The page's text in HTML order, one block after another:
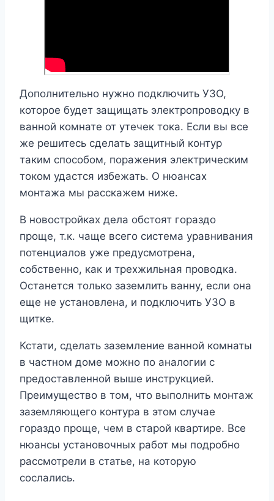
Дополнительно нужно подключить УЗО,
которое будет защищать электропроводку в
ванной комнате от утечек тока. Если вы все
же решитесь сделать защитный контур
таким способом, поражения электрическим
током удастся избежать. О нюансах
монтажа мы расскажем ниже.
В новостройках дела обстоят гораздо
проще, т.к. чаще всего система уравнивания
потенциалов уже предусмотрена,
собственно, как и трехжильная проводка.
Останется только заземлить ванну, если она
еще не установлена, и подключить УЗО в
щитке.
Кстати, сделать заземление ванной комнаты
в частном доме можно по аналогии с
предоставленной выше инструкцией.
Преимущество в том, что выполнить монтаж
заземляющего контура в этом случае
гораздо проще, чем в старой квартире. Все
нюансы установочных работ мы подробно
рассмотрели в статье, на которую
сослались.